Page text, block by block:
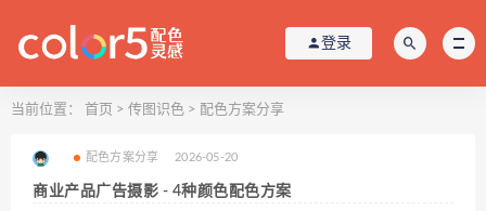
登录
当前位置： 首页 > 传图识色 > 配色方案分享
配色方案分享 2026-05-20
商业产品广告摄影 - 4种颜色配色方案